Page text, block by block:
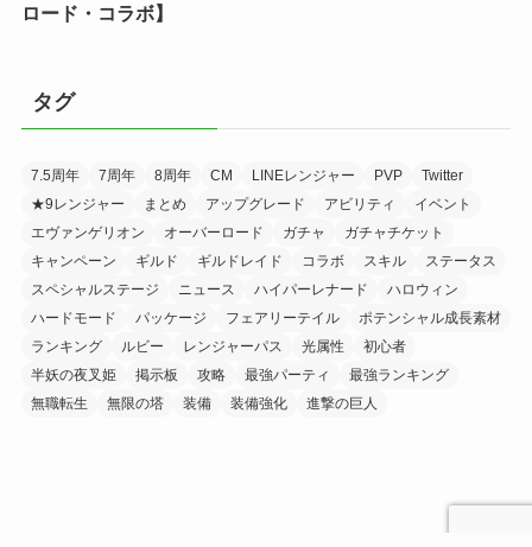
ロード・コラボ】
タグ
7.5周年 7周年 8周年 CM LINEレンジャー PVP
Twitter
★9レンジャー
まとめ アップグレード アビリティ
イベント
エヴァンゲリオン
オーバーロード ガチャ
ガチャチケット
キャンペーン
ギルド ギルドレイド コラボ スキル
ステータス
スペシャルステージ
ニュース ハイパーレナード
ハロウィン
ハードモード
パッケージ フェアリーテイル
ポテンシャル成長素材
ランキング
ルビー レンジャーパス 光属性
初心者
半妖の夜叉姫
掲示板 攻略 最強パーティ
最強ランキング
無職転生
無限の塔 装備 装備強化 進撃の巨人